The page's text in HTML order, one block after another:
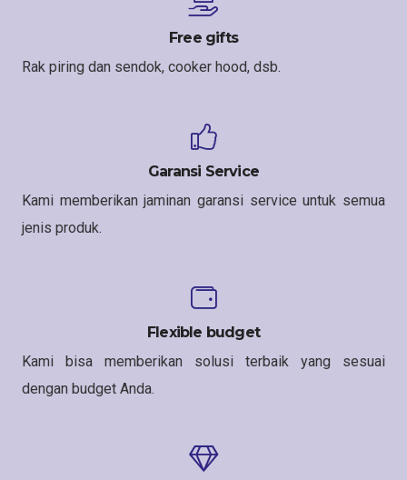
Free gifts
Rak piring dan sendok, cooker hood, dsb.
Garansi Service
Kami memberikan jaminan garansi service untuk semua
jenis produk.
Flexible budget
Kami bisa memberikan solusi terbaik yang sesuai
dengan budget Anda.